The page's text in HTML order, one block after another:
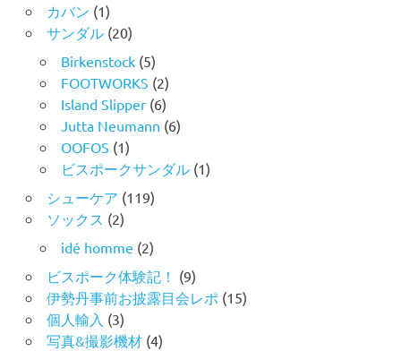
カバン (1)
サンダル(20)
Birkenstock(5)
FOOTWORKS (2)
Island Slipper(6)
Jutta Neumann (6)
OOFOS (1)
ビスポークサンダル(1)
シューケア (119)
ソックス (2)
idé homme (2)
ビスポーク体験記！ (9)
伊勢丹事前お披露目会レポ (15)
個人輸入 (3)
写真&撮影機材(4)